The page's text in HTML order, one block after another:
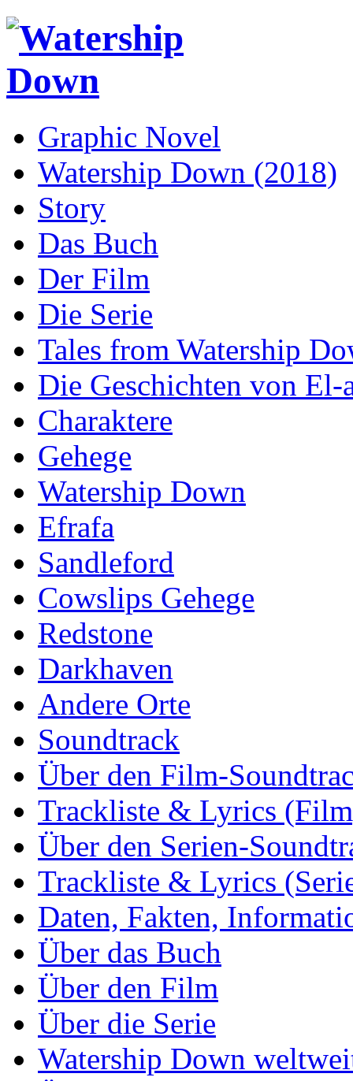
Graphic Novel
Watership Down (2018)
Story
Das Buch
Der Film
Die Serie
Tales from Watership
Die Geschichten von El-
Charaktere
Gehege
Watership Down
Efrafa
Sandleford
Cowslips Gehege
Redstone
Darkhaven
Andere Orte
Soundtrack
Über den Film-
Trackliste & Lyrics
Über den Serien-
Trackliste & Lyrics
Daten, Fakten,
Über das Buch
Über den Film
Über die Serie
Watership Down